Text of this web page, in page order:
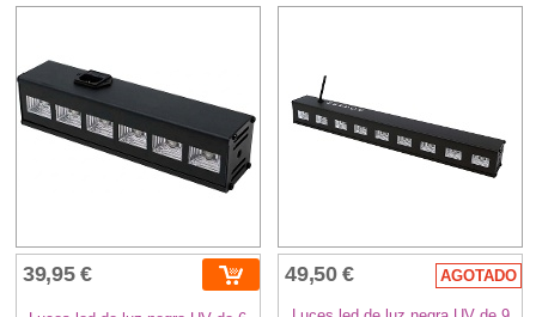
39,95 € 49,50 € AGOTADO